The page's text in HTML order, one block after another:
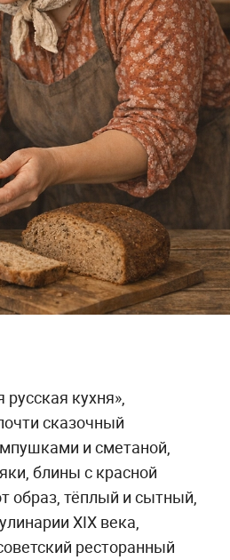
кухня»,
сказочный
и сметаной,
блины с красной
образ, тёплый и сытный,
XIX века,
ресторанный